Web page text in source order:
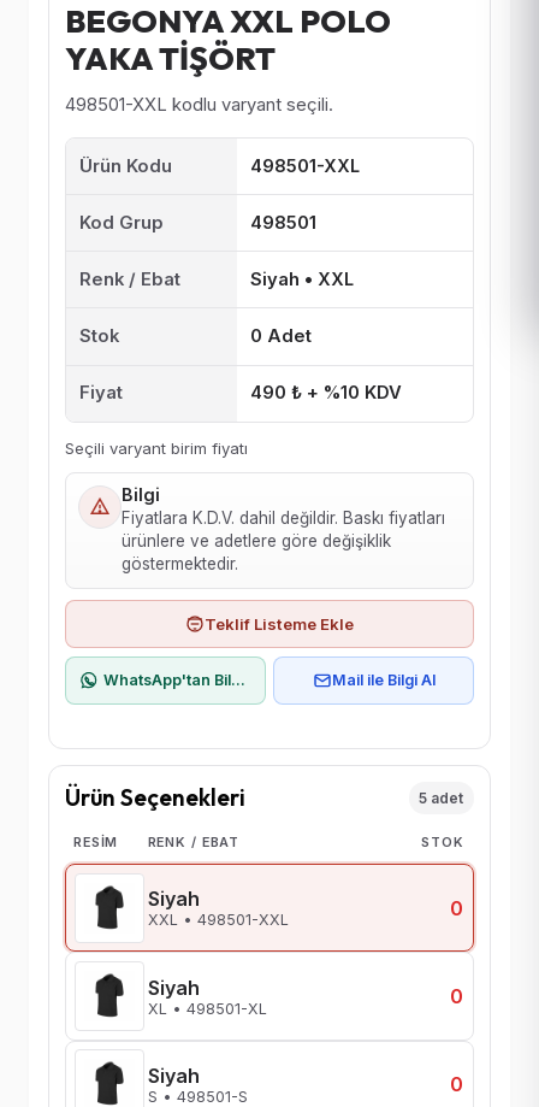
BEGONYA XXL POLO
YAKA TİŞÖRT
498501-XXL kodlu varyant seçili.
Ürün Kodu 498501-XXL
Kod Grup 498501
Renk / Ebat Siyah • XXL
Stok 0 Adet
Fiyat 490 ₺ + %10 KDV
Seçili varyant birim fiyatı
Bilgi
Fiyatlara K.D.V. dahil değildir. Baskı fiyatları
ürünlere ve adetlere göre değişiklik
göstermektedir.
Teklif Listeme Ekle
WhatsApp'tan Bilgi Al Mail ile Bilgi Al
Ürün Seçenekleri 5 adet
RESIM RENK / EBAT STOK
Siyah
XXL • 498501-XXL 0
Siyah
XL • 498501-XL 0
Siyah
S • 498501-S 0